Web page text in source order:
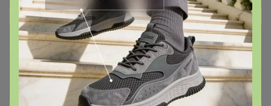
*** PLAYTODAY В СЧЕТЕ 76
PLAYTODAY НИЖНЕЕ БЕЛЬЕ,
НОСКИ, КОЛГОТКИ
435